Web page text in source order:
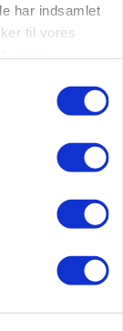
har indsamlet
til vores